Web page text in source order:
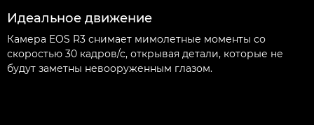
Идеальное движение
Камера EOS R3 снимает мимолетные моменты со
скоростью 30 кадров/с, открывая детали, которые не
будут заметны невооруженным глазом.